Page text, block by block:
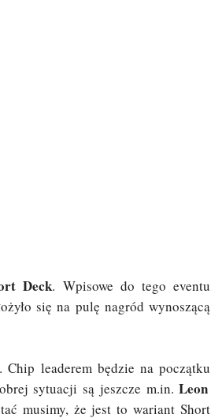
Deck. Wpisowe do tego eventu
się na pulę nagród wynoszącą
leaderem będzie na początku
sytuacji są jeszcze m.in.Leon
musimy, że jest to wariant Short